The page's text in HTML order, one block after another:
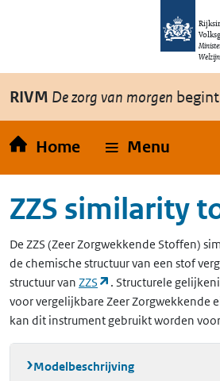
Overslaan en naar de inhoud gaan
RIVM De zorg van morgen
Home Menu
ZZS similarity
De ZZS (Zeer Zorgwekkende Stoffen)
de chemische structuur van een stof
structuur van ZZS (opent in een nieuw
. Structurele
voor vergelijkbare Zeer Zorgwekkende
kan dit instrument gebruikt worden
Modelbeschrijving